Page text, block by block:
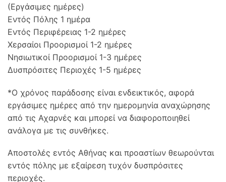
(Εργάσιμες ημέρες)
Εντός Πόλης 1 ημέρα
Εντός Περιφέρειας 1-2 ημέρες
Χερσαίοι Προορισμοί 1-2 ημέρες
Νησιωτικοί Προορισμοί 1-3 ημέρες
Δυσπρόσιτες Περιοχές 1-5 ημέρες
*Ο χρόνος παράδοσης είναι ενδεικτικός, αφορά
εργάσιμες ημέρες από την ημερομηνία αναχώρησης
από τις Αχαρνές και μπορεί να διαφοροποιηθεί
ανάλογα με τις συνθήκες.
Αποστολές εντός Αθήνας και προαστίων θεωρούνται
εντός πόλης με εξαίρεση τυχόν δυσπρόσιτες
περιοχές.